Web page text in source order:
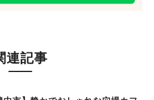
連記事
のキーワード